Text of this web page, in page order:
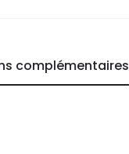
complémentaires